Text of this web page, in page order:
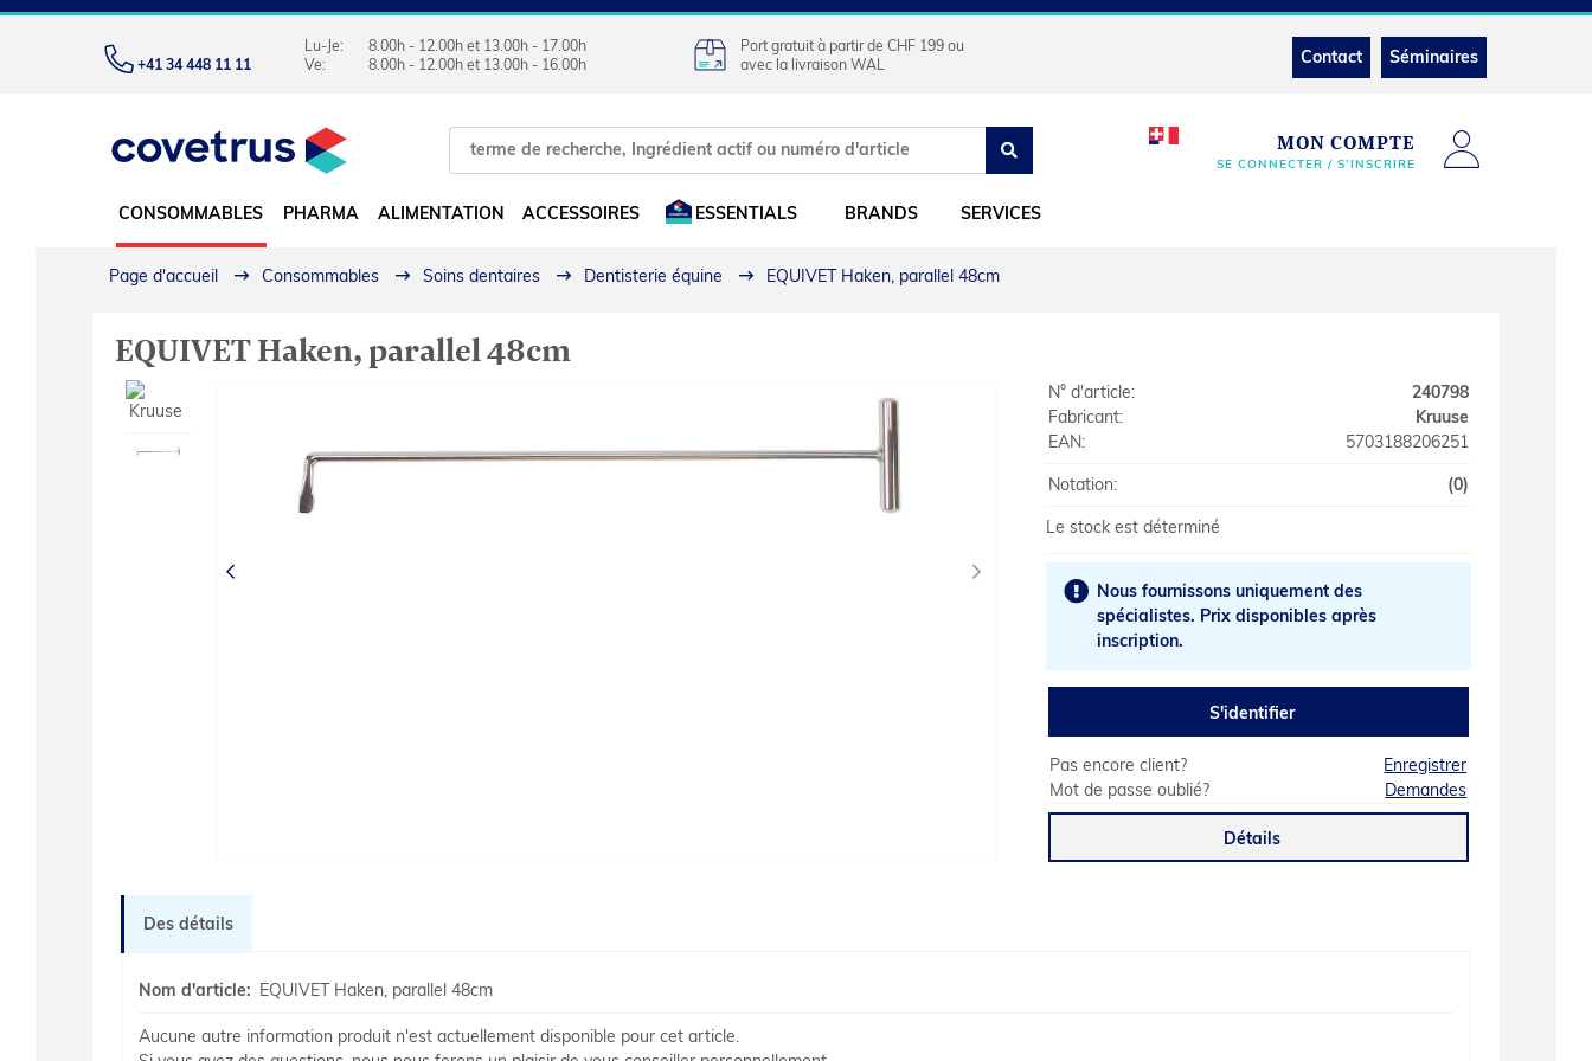
+41 34 448 11 11
Lu-Je:
Ve:
8.00h - 12.00h et 13.00h - 17.00h
8.00h - 12.00h et 13.00h - 16.00h
Port gratuit à partir de CHF 199 ou
avec la livraison WAL
Contact Séminaires
CONSOMMABLES PHARMA ALIMENTATION ACCESSOIRES ESSENTIALS BRANDS SERVICES
MON COMPTE
SE CONNECTER / S’INSCRIRE
Page d'accueil Consommables Soins dentaires Dentisterie équine EQUIVET Haken, parallel 48cm
EQUIVET Haken, parallel 48cm
N° d'article:
240798
Fabricant:
Kruuse
EAN:
5703188206251
Notation:
(0)
Le stock est déterminé
Nous fournissons uniquement des
spécialistes. Prix disponibles après
inscription.
S'identifier
Pas encore client?
Enregistrer
Mot de passe oublié?
Demandes
Détails
Des détails
Nom d'article: EQUIVET Haken, parallel 48cm
Aucune autre information produit n'est actuellement disponible pour cet article.